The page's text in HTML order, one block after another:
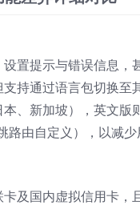
置提示与错误信息
持通过语言包切换
、新加坡），英文
由自定义），以减
及国内虚拟信用卡，